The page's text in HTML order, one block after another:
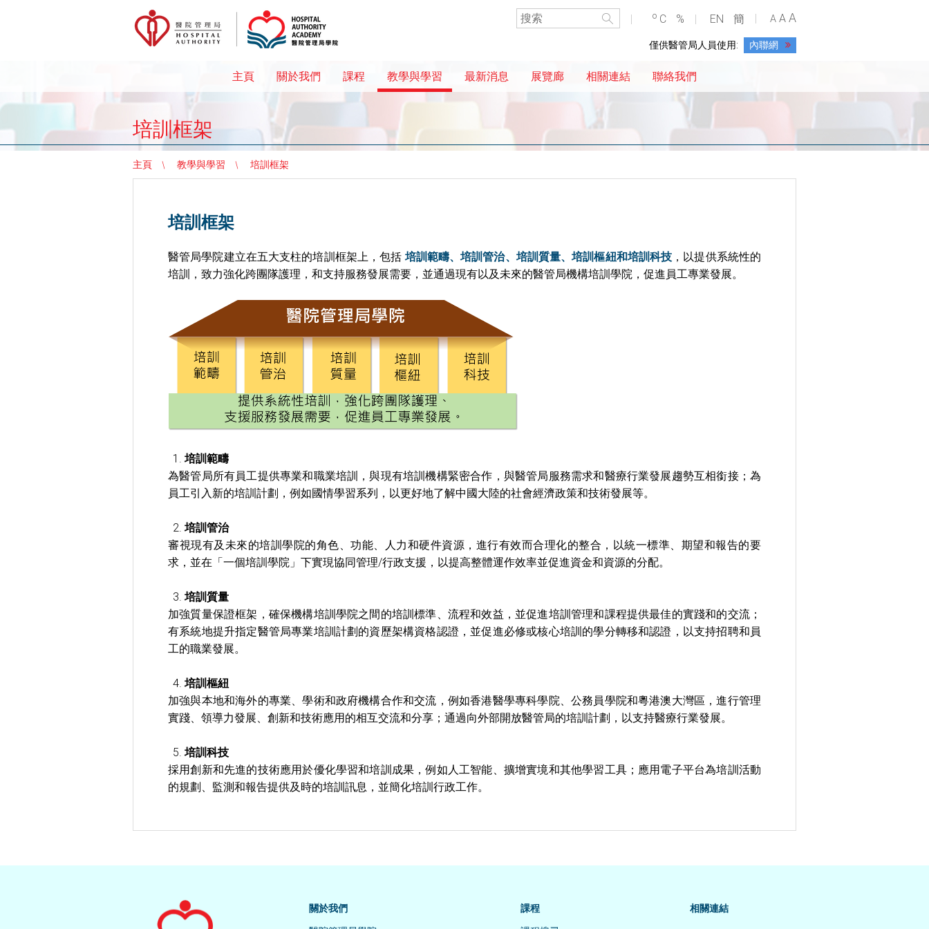
o C % EN 簡 A A A
僅供醫管局人員使用: 內聯網
主頁 關於我們 課程 教學與學習 最新消息 展覽廊 相關連結 聯絡我們
培訓框架
主頁 教學與學習 培訓框架
培訓框架
醫管局學院建立在五大支柱的培訓框架上，包括 培訓範疇、培訓管治、培訓質量、培訓樞紐和培訓科技 ，以提供系統性的
培訓，致力強化跨團隊護理，和支持服務發展需要，並通過現有以及未來的醫管局機構培訓學院，促進員工專業發展。
培訓範疇
為醫管局所有員工提供專業和職業培訓，與現有培訓機構緊密合作，與醫管局服務需求和醫療行業發展趨勢互相銜接；為
員工引入新的培訓計劃，例如國情學習系列，以更好地了解中國大陸的社會經濟政策和技術發展等。
培訓管治
審視現有及未來的培訓學院的角色、功能、人力和硬件資源，進行有效而合理化的整合，以統一標準、期望和報告的要
求，並在「一個培訓學院」下實現協同管理/行政支援，以提高整體運作效率並促進資金和資源的分配。
培訓質量
加強質量保證框架，確保機構培訓學院之間的培訓標準、流程和效益，並促進培訓管理和課程提供最佳的實踐和的交流；
有系統地提升指定醫管局專業培訓計劃的資歷架構資格認證，並促進必修或核心培訓的學分轉移和認證，以支持招聘和員
工的職業發展。
培訓樞紐
加強與本地和海外的專業、學術和政府機構合作和交流，例如香港醫學專科學院、公務員學院和粵港澳大灣區，進行管理
實踐、領導力發展、創新和技術應用的相互交流和分享；通過向外部開放醫管局的培訓計劃，以支持醫療行業發展。
培訓科技
採用創新和先進的技術應用於優化學習和培訓成果，例如人工智能、擴增實境和其他學習工具；應用電子平台為培訓活動
的規劃、監測和報告提供及時的培訓訊息，並簡化培訓行政工作。
關於我們
課程
相關連結